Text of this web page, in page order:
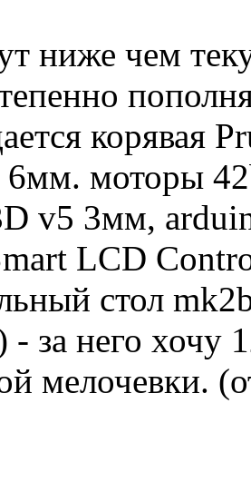
ниже чем
корявая
6мм. моторы
v5 3мм,
LCD
стол
за него хочу
мелочевки.